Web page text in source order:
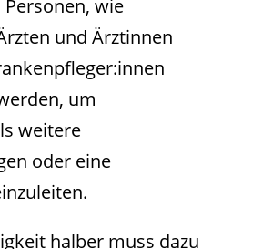
wie
und Ärztinnen
um
weitere
oder eine
halber muss dazu